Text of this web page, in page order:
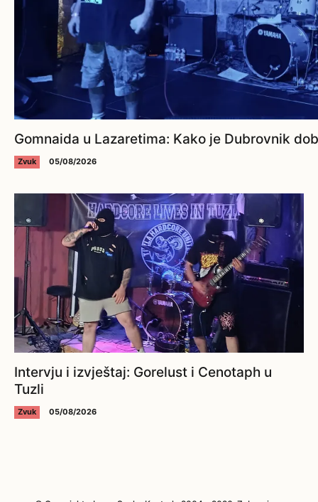
Gomnaida u Lazaretima: Kako je Dubrovnik
Zvuk 05/08/2026
Intervju i izvještaj: Gorelust i Cenotaph u
Tuzli
Zvuk 05/08/2026